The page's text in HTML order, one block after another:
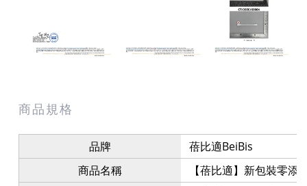
商品規格
品牌
蓓比適BeiBis
商品名稱
【蓓比適】新包裝零添